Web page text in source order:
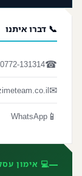
📞 דברו איתנו
☎
0772-131314
✉
📱
WhatsApp
💻 אימון